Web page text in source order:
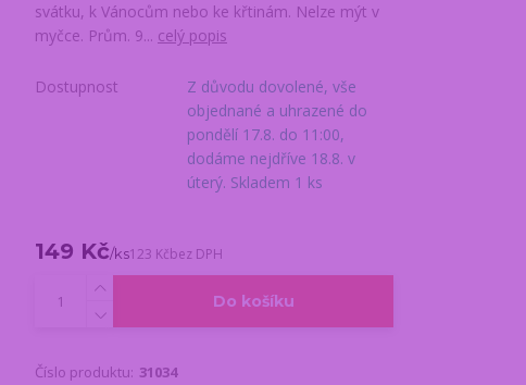
svátku, k Vánocům nebo ke křtinám. Nelze mýt v
myčce. Prům. 9... celý popis
Dostupnost
Z důvodu dovolené, vše
objednané a uhrazené do
pondělí 17.8. do 11:00,
dodáme nejdříve 18.8. v
úterý. Skladem 1 ks
149 Kč/ks123 Kčbez DPH
Do košíku
Číslo produktu: 31034